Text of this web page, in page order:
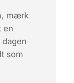
mærk
en
som